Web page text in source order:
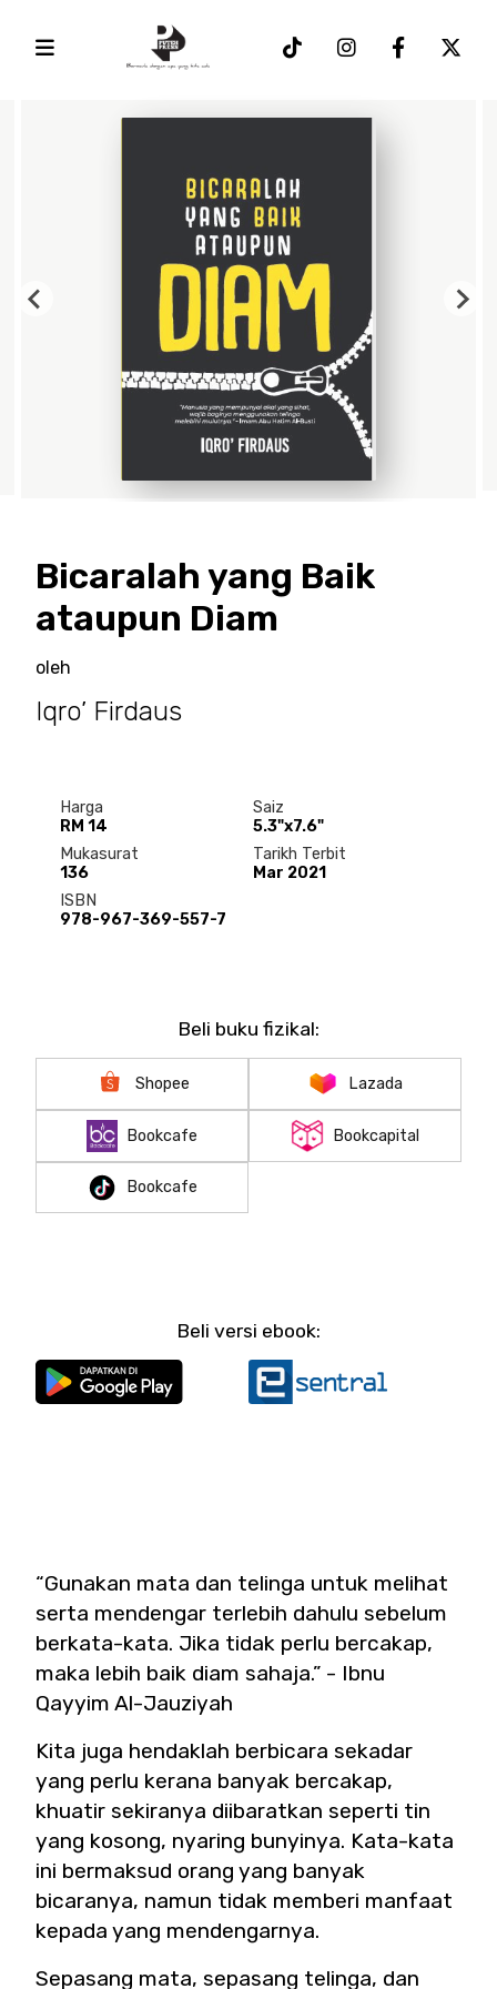
Bicaralah yang Baik
ataupun Diam
oleh
Iqro’ Firdaus
Harga
RM 14
Saiz
5.3"x7.6"
Mukasurat
136
Tarikh Terbit
Mar 2021
ISBN
978-967-369-557-7
Beli buku fizikal:
Shopee Lazada
Bookcafe Bookcapital
Bookcafe
Beli versi ebook:
“Gunakan mata dan telinga untuk melihat
serta mendengar terlebih dahulu sebelum
berkata-kata. Jika tidak perlu bercakap,
maka lebih baik diam sahaja.” - Ibnu
Qayyim Al-Jauziyah
Kita juga hendaklah berbicara sekadar
yang perlu kerana banyak bercakap,
khuatir sekiranya diibaratkan seperti tin
yang kosong, nyaring bunyinya. Kata-kata
ini bermaksud orang yang banyak
bicaranya, namun tidak memberi manfaat
kepada yang mendengarnya.
Sepasang mata, sepasang telinga, dan